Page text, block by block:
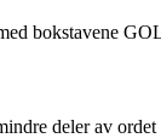
bokstavene
deler av